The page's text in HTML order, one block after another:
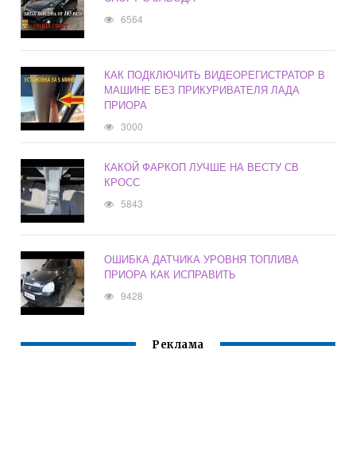
6564
КАК ПОДКЛЮЧИТЬ ВИДЕОРЕГИСТРАТОР В
МАШИНЕ БЕЗ ПРИКУРИВАТЕЛЯ ЛАДА
ПРИОРА
3000
КАКОЙ ФАРКОП ЛУЧШЕ НА ВЕСТУ СВ
КРОСС
5843
ОШИБКА ДАТЧИКА УРОВНЯ ТОПЛИВА
ПРИОРА КАК ИСПРАВИТЬ
9428
Реклама